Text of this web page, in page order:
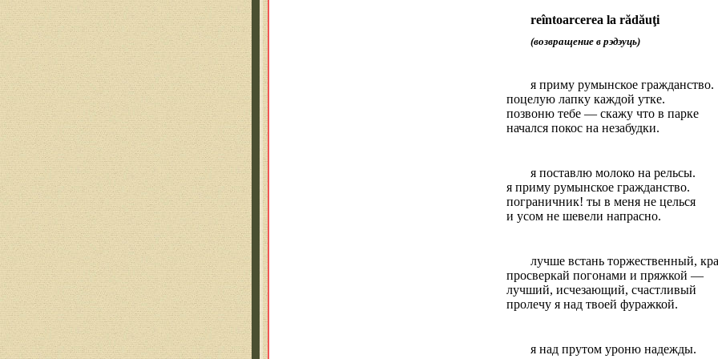
reîntoarcerea la rădăuţi
(возвращение в рэдэуць)
я приму румынское гражданство.
поцелую лапку каждой утке.
позвоню тебе — скажу что в парке
начался покос на незабудки.
я поставлю молоко на рельсы.
я приму румынское гражданство.
пограничник! ты в меня не целься
иусoм не шевели напрасно.
лучше встань торжественный,
просверкай погонами и пряжкой —
лучший, исчезающий, счастливый
пролечу я над твоей фуражкой.
я над прутом уроню надежды.